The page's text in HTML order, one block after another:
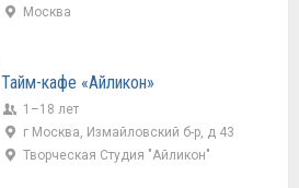
Москва
Тайм-кафе «Айликон»
1–18 лет
г Москва, Измайловский б-р, д 43
Творческая Студия "Айликон"